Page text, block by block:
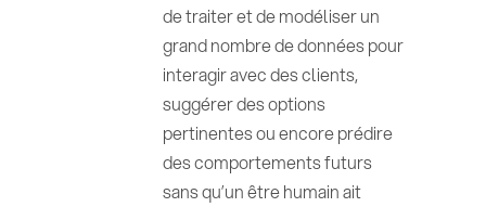
de traiter et de modéliser un
grand nombre de données pour
interagir avec des clients,
suggérer des options
pertinentes ou encore prédire
des comportements futurs
sans qu’un être humain ait